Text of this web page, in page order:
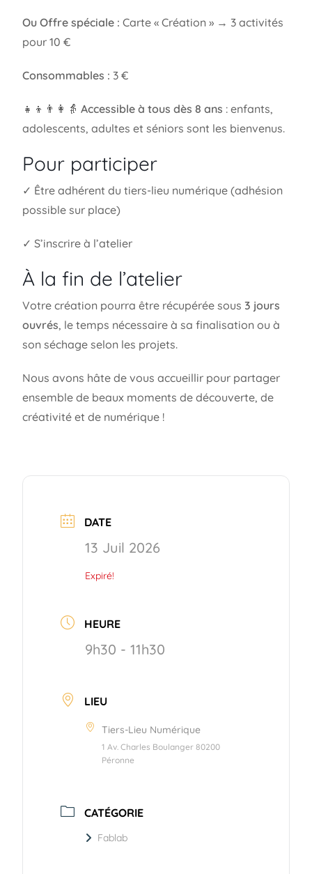
Ou Offre spéciale : Carte « Création » → 3 activités
pour 10 €
Consommables : 3 €
👧👦👨👩👵Accessible à tous dès 8 ans : enfants,
adolescents, adultes et séniors sont les bienvenus.
Pour participer
✓ Être adhérent du tiers-lieu numérique (adhésion
possible sur place)
✓ S’inscrire à l’atelier
À la fin de l’atelier
Votre création pourra être récupérée sous3 jours
ouvrés, le temps nécessaire à sa finalisation ou à
son séchage selon les projets.
Nous avons hâte de vous accueillir pour partager
ensemble de beaux moments de découverte, de
créativité et de numérique !
DATE
13 Juil 2026
Expiré!
HEURE
9h30 - 11h30
LIEU
Tiers-Lieu Numérique
1 Av. Charles Boulanger 80200
Péronne
CATÉGORIE
Fablab